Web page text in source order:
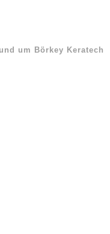
um Börkey Keratech